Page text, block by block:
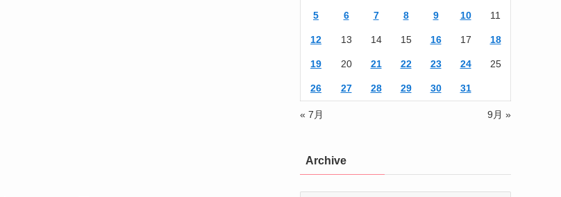
5 6 7 8 9 10 11
12 13 14 15 16 17 18
19 20 21 22 23 24 25
26 27 28 29 30 31
« 7月 9月 »
Archive